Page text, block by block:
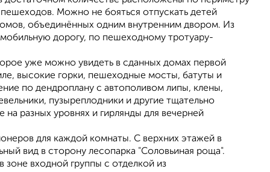
Можно не бояться отпускать детей
объединённых одним внутренним двором. Из
дорогу, по пешеходному тротуару-
уже можно увидеть в сданных домах первой
высокие горки, пешеходные мосты, батуты и
по дендроплану с автополивом липы, клены,
пузыреплодники и другие тщательно
разных уровнях и гирлянды для вечерней
для каждой комнаты. С верхних этажей в
вид в сторону лесопарка "Соловьиная роща".
зоне входной группы с отделкой из